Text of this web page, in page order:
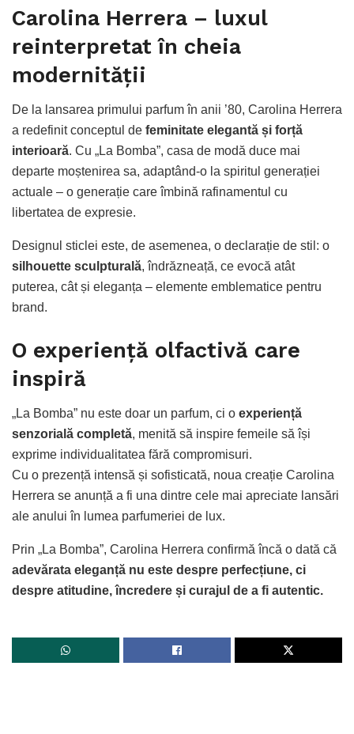
Carolina Herrera – luxul
reinterpretat în cheia
modernității
De la lansarea primului parfum în anii ’80, Carolina Herrera
a redefinit conceptul de feminitate elegantă și forță
interioară. Cu „La Bomba”, casa de modă duce mai
departe moștenirea sa, adaptând-o la spiritul generației
actuale – o generație care îmbină rafinamentul cu
libertatea de expresie.
Designul sticlei este, de asemenea, o declarație de stil: o
silhouette sculpturală, îndrăzneață, ce evocă atât
puterea, cât și eleganța – elemente emblematice pentru
brand.
O experiență olfactivă care
inspiră
„La Bomba” nu este doar un parfum, ci o experiență
senzorială completă, menită să inspire femeile să își
exprime individualitatea fără compromisuri.
Cu o prezență intensă și sofisticată, noua creație Carolina
Herrera se anunță a fi una dintre cele mai apreciate lansări
ale anului în lumea parfumeriei de lux.
Prin „La Bomba”, Carolina Herrera confirmă încă o dată că
adevărata eleganță nu este despre perfecțiune, ci
despre atitudine, încredere și curajul de a fi autentic.